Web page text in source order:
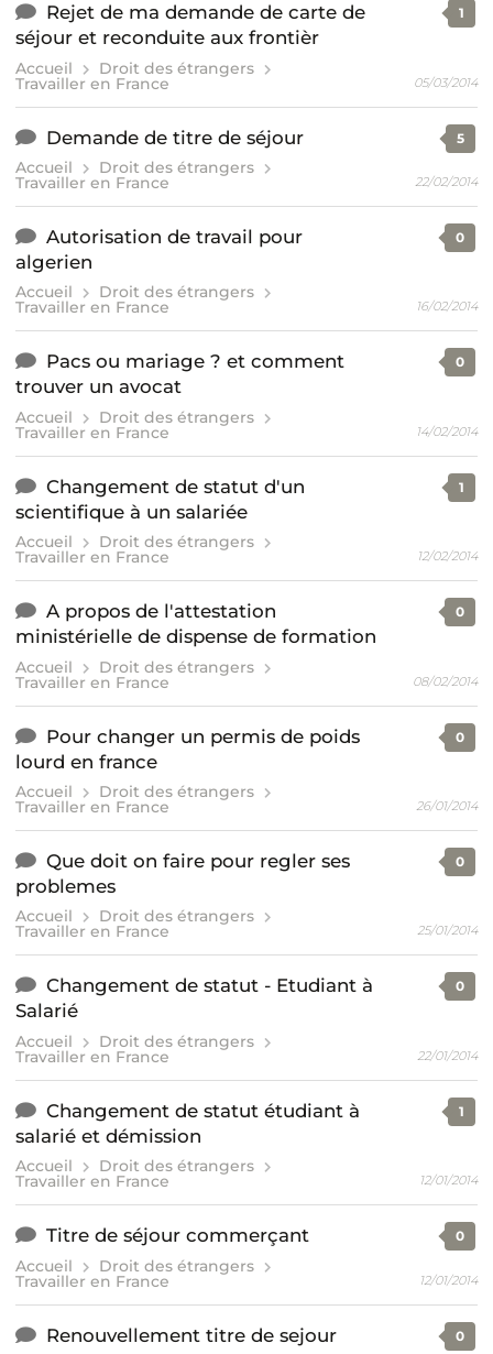
Rejet de ma demande de carte de
séjour et reconduite aux frontièr
Accueil Droit des étrangers
Travailler en France
1
05/03/2014
Demande de titre de séjour
Accueil Droit des étrangers
Travailler en France
5
22/02/2014
Autorisation de travail pour
algerien
Accueil Droit des étrangers
Travailler en France
0
16/02/2014
Pacs ou mariage ? et comment
trouver un avocat
Accueil Droit des étrangers
Travailler en France
0
14/02/2014
Changement de statut d'un
scientifique à un salariée
Accueil Droit des étrangers
Travailler en France
1
12/02/2014
A propos de l'attestation
ministérielle de dispense de formation
Accueil Droit des étrangers
Travailler en France
0
08/02/2014
Pour changer un permis de poids
lourd en france
Accueil Droit des étrangers
Travailler en France
0
26/01/2014
Que doit on faire pour regler ses
problemes
Accueil Droit des étrangers
Travailler en France
0
25/01/2014
Changement de statut - Etudiant à
Salarié
Accueil Droit des étrangers
Travailler en France
0
22/01/2014
Changement de statut étudiant à
salarié et démission
Accueil Droit des étrangers
Travailler en France
1
12/01/2014
Titre de séjour commerçant
Accueil Droit des étrangers
Travailler en France
0
12/01/2014
Renouvellement titre de sejour 0